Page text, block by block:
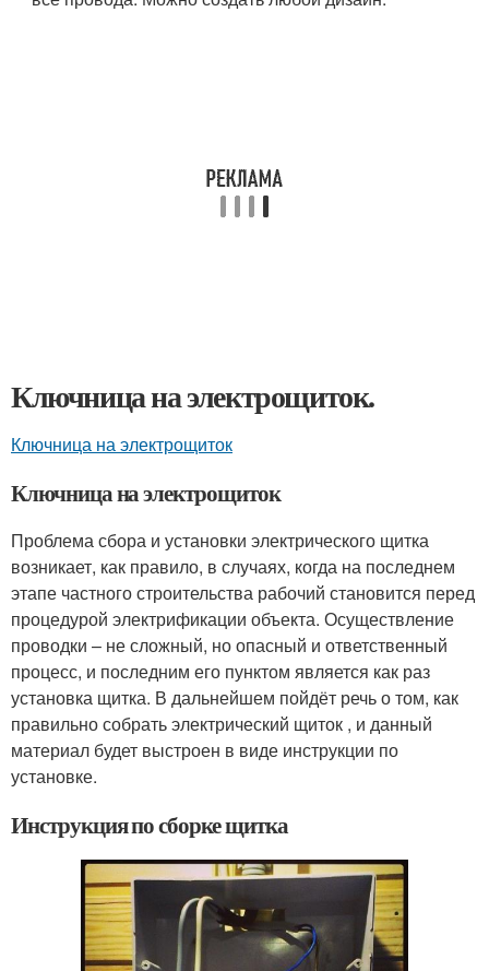
Ключница на электрощиток.
Ключница на электрощиток
Ключница на электрощиток
Проблема сбора и установки электрического щитка
возникает, как правило, в случаях, когда на последнем
этапе частного строительства рабочий становится перед
процедурой электрификации объекта. Осуществление
проводки – не сложный, но опасный и ответственный
процесс, и последним его пунктом является как раз
установка щитка. В дальнейшем пойдёт речь о том, как
правильно собрать электрический щиток , и данный
материал будет выстроен в виде инструкции по
установке.
Инструкция по сборке щитка